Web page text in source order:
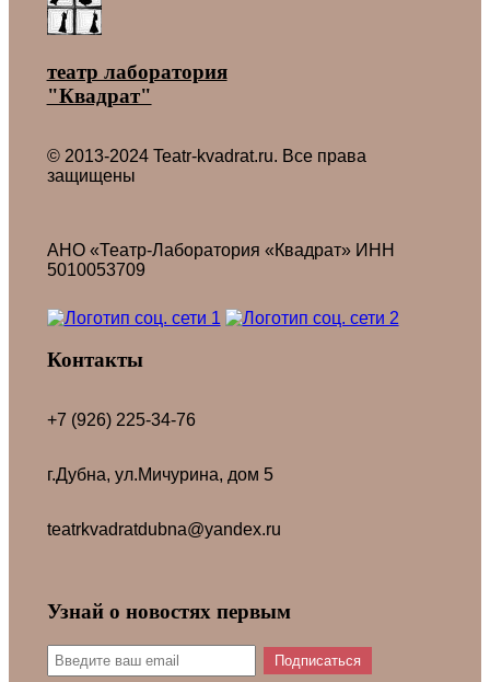
театр лаборатория
"Квадрат"
© 2013-2024 Teatr-kvadrat.ru. Все права
защищены
АНО «Театр-Лаборатория «Квадрат» ИНН
5010053709
Контакты
+7 (926) 225-34-76
г.Дубна, ул.Мичурина, дом 5
teatrkvadratdubna@yandex.ru
Узнай о новостях первым
Подписаться